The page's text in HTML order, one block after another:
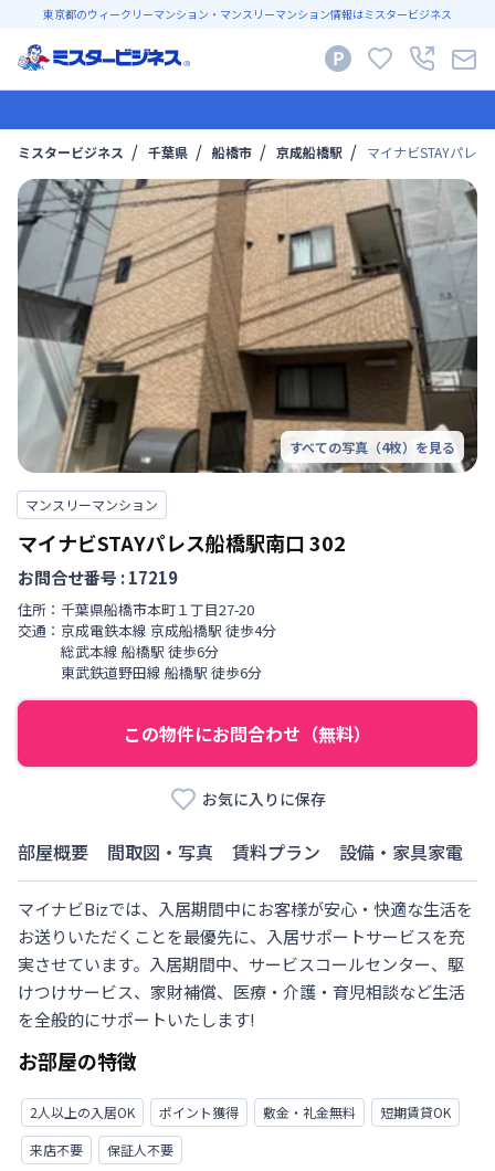
東京都のウィークリーマンション・マンスリーマンション情報はミスタービジネス
ミスタービジネス 千葉県 船橋市 京成船橋駅 マイナビSTAYパレ
すべての写真（4枚）を見る
マンスリーマンション
マイナビSTAYパレス船橋駅南口302
お問合せ番号 :17219
住所： 千葉県船橋市本町 １丁目27-20
交通： 京成電鉄本線 京成船橋駅 徒歩4分
総武本線 船橋駅 徒歩6分
東武鉄道野田線 船橋駅 徒歩6分
この物件にお問合わせ（無料）
お気に入りに保存
部屋概要 間取図・写真 賃料プラン 設備・家具家電
マイナビBizでは、入居期間中にお客様が安心・快適な生活を
お送りいただくことを最優先に、入居サポートサービスを充
実させています。入居期間中、サービスコールセンター、駆
けつけサービス、家財補償、医療・介護・育児相談など生活
を全般的にサポートいたします!
お部屋の特徴
2人以上の入居OK ポイント獲得 敷金・礼金無料
短期賃貸OK
来店不要
保証人不要